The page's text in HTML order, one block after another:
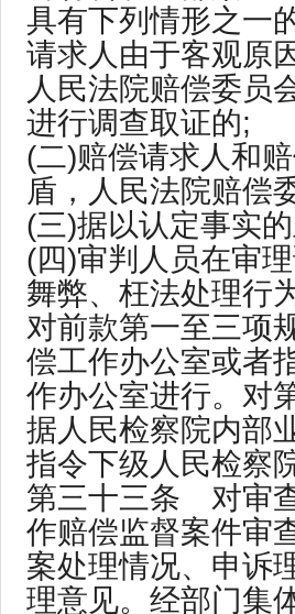
具有下列情形之一
请求人由于客观原
人民法院赔偿委员
进行调查取证的;
(二)赔偿请求人和
盾，人民法院赔偿
(三)据以认定事实
(四)审判人员在审
舞弊、枉法处理行
对前款第一至三项
偿工作办公室或者
作办公室进行。对
据人民检察院内部
指令下级人民检察
第三十三条 对审
作赔偿监督案件审
案处理情况、申诉
理意见。经部门集